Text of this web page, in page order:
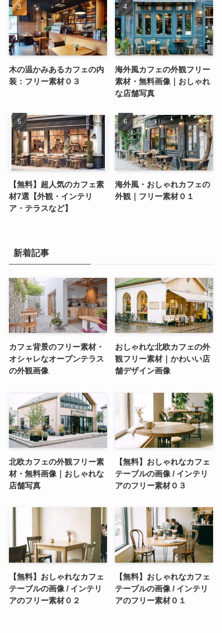
木の温かみあるカフェの内
装：フリー素材０３
海外風カフェの外観フリー
素材・無料画像｜おしゃれ
な店舗写真
【無料】超人気のカフェ素
材7選【外観・インテリ
ア・テラスなど】
海外風・おしゃれカフェの
外観｜フリー素材０１
新着記事
カフェ背景のフリー素材・
オシャレなオープンテラス
の外観画像
おしゃれな北欧カフェの外
観フリー素材｜かわいい店
舗デザイン画像
北欧カフェの外観フリー素
材・無料画像｜おしゃれな
店舗写真
【無料】おしゃれなカフェ
テーブルの画像 / インテリ
アのフリー素材０３
【無料】おしゃれなカフェ
テーブルの画像 / インテリ
アのフリー素材０２
【無料】おしゃれなカフェ
テーブルの画像 / インテリ
アのフリー素材０１